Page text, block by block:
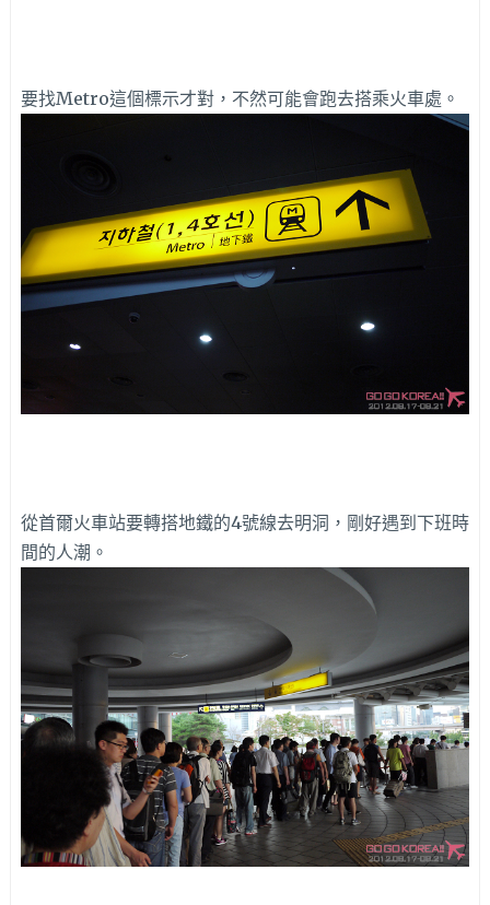
要找Metro這個標示才對，不然可能會跑去搭乘火車處。
從首爾火車站要轉搭地鐵的4號線去明洞，剛好遇到下班時
間的人潮。